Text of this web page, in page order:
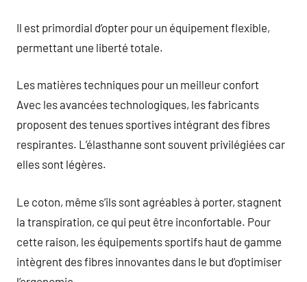
Il est primordial d’opter pour un équipement flexible,
permettant une liberté totale.
Les matières techniques pour un meilleur confort
Avec les avancées technologiques, les fabricants
proposent des tenues sportives intégrant des fibres
respirantes. L’élasthanne sont souvent privilégiées car
elles sont légères.
Le coton, même s’ils sont agréables à porter, stagnent
la transpiration, ce qui peut être inconfortable. Pour
cette raison, les équipements sportifs haut de gamme
intègrent des fibres innovantes dans le but d’optimiser